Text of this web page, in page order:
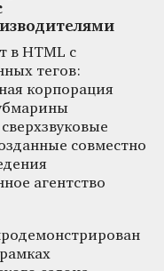
в HTML с
тегов:
корпорация
совместно
агентство